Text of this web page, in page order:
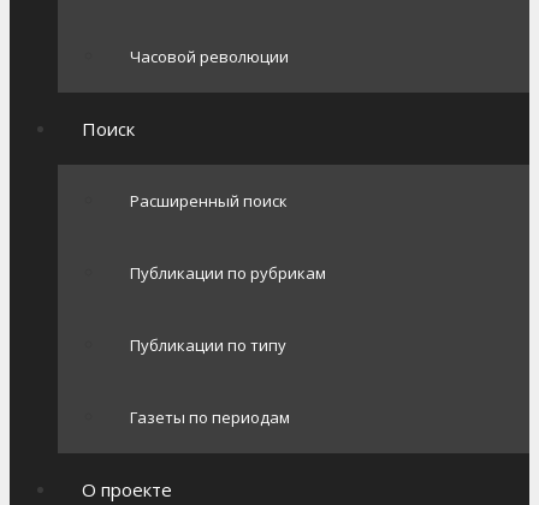
Часовой революции
Поиск
Расширенный поиск
Публикации по рубрикам
Публикации по типу
Газеты по периодам
О проекте